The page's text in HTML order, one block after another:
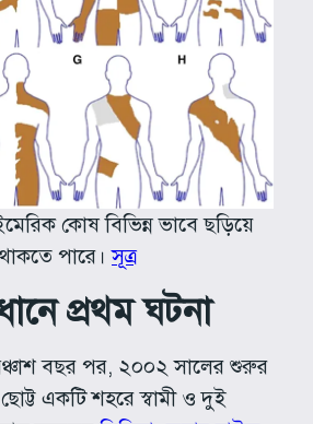
কোষ বিভিন্ন ভাবে ছড়িয়ে
থাকতে পারে।সূত্র
প্রথম ঘটনা
বছর পর, ২০০২ সালের শুরুর
একটি শহরে স্বামী ও দুই